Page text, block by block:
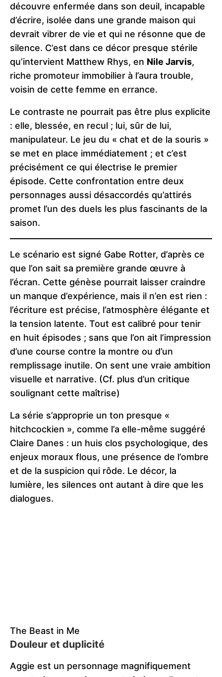
découvre enfermée dans son deuil, incapable
d’écrire, isolée dans une grande maison qui
devrait vibrer de vie et qui ne résonne que de
silence. C’est dans ce décor presque stérile
qu’intervient Matthew Rhys, en Nile Jarvis,
riche promoteur immobilier à l’aura trouble,
voisin de cette femme en errance.
Le contraste ne pourrait pas être plus explicite
: elle, blessée, en recul ; lui, sûr de lui,
manipulateur. Le jeu du « chat et de la souris »
se met en place immédiatement ; et c’est
précisément ce qui électrise le premier
épisode. Cette confrontation entre deux
personnages aussi désaccordés qu’attirés
promet l’un des duels les plus fascinants de la
saison.
Le scénario est signé Gabe Rotter, d’après ce
que l’on sait sa première grande œuvre à
l’écran. Cette génèse pourrait laisser craindre
un manque d’expérience, mais il n’en est rien :
l’écriture est précise, l’atmosphère élégante et
la tension latente. Tout est calibré pour tenir
en huit épisodes ; sans que l’on ait l’impression
d’une course contre la montre ou d’un
remplissage inutile. On sent une vraie ambition
visuelle et narrative. (Cf. plus d’un critique
soulignant cette maîtrise)
La série s’approprie un ton presque «
hitchcockien », comme l’a elle-même suggéré
Claire Danes : un huis clos psychologique, des
enjeux moraux flous, une présence de l’ombre
et de la suspicion qui rôde. Le décor, la
lumière, les silences ont autant à dire que les
dialogues.
The Beast in Me
Douleur et duplicité
Aggie est un personnage magnifiquement